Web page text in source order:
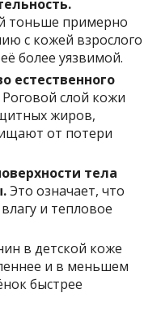
тоньше примерно
с кожей взрослого
более уязвимой.
естественного
Роговой слой кожи
жиров,
от потери
тела
Это означает, что
и тепловое
в детской коже
и в меньшем
быстрее